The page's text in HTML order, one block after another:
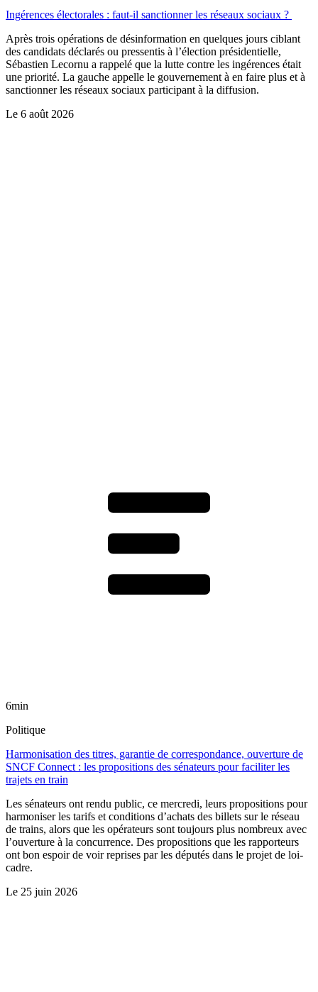
Ingérences électorales : faut-il sanctionner les réseaux sociaux ?
Après trois opérations de désinformation en quelques jours ciblant
des candidats déclarés ou pressentis à l’élection présidentielle,
Sébastien Lecornu a rappelé que la lutte contre les ingérences était
une priorité. La gauche appelle le gouvernement à en faire plus et à
sanctionner les réseaux sociaux participant à la diffusion.
Le 6 août 2026
6min
Politique
Harmonisation des titres, garantie de correspondance, ouverture de
SNCF Connect : les propositions des sénateurs pour faciliter les
trajets en train
Les sénateurs ont rendu public, ce mercredi, leurs propositions pour
harmoniser les tarifs et conditions d’achats des billets sur le réseau
de trains, alors que les opérateurs sont toujours plus nombreux avec
l’ouverture à la concurrence. Des propositions que les rapporteurs
ont bon espoir de voir reprises par les députés dans le projet de loi-
cadre.
Le 25 juin 2026